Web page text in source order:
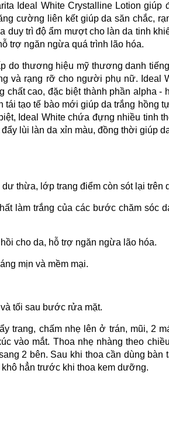
Ideal White Crystalline Lotion
cường liên kết giúp da săn chắc,
duy trì độ ẩm mượt cho làn da tinh
trợ ngăn ngừa quá trình lão hóa.
do thương hiệu mỹ thương danh
và rạng rỡ cho người phụ nữ. Ideal
cao, đặc biệt thành phần alpha -
tái tạo tế bào mới giúp da trắng hồng
Ideal White chứa đựng nhiều tinh
lùi làn da xỉn màu, đồng thời giúp
thừa, lớp trang điểm còn sót lại trên
làm trắng của các bước chăm sóc
cho da, hỗ trợ ngăn ngừa lão hóa.
mịn và mềm mại.
tối sau bước rửa mặt.
trang, chấm nhẹ lên ở trán, mũi, 2
vào mắt. Thoa nhẹ nhàng theo
2 bên. Sau khi thoa cần dùng bàn
hẳn trước khi thoa kem dưỡng.